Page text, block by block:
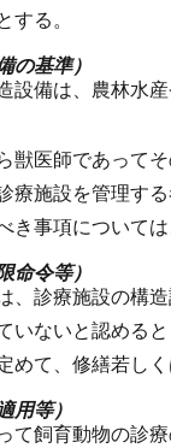
る。
の基準）
設備は、農林水
獣医師であって
療施設を管理す
き事項については
命令等）
、診療施設の構
いないと認める
めて、修繕若し
用等）
て飼育動物の診